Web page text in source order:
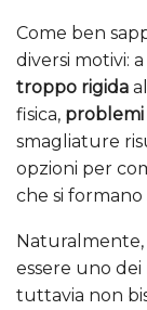
Come ben
diversi motivi:
troppo rigida
fisica, problemi
smagliature
opzioni per
che si
Naturalmente,
essere uno
tuttavia non